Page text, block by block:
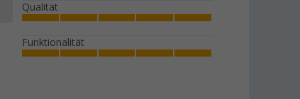
Berger Mali Polypropylen
Suppenteller-Set Anti-Slip 4-tlg. Ø 21,5
(7)
Qualität
Funktionalität